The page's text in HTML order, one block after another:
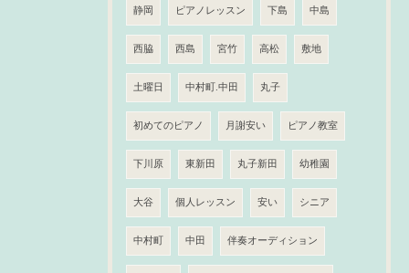
静岡 ピアノレッスン 下島 中島
西脇 西島 宮竹 高松 敷地
土曜日 中村町.中田 丸子
初めてのピアノ 月謝安い ピアノ教室
下川原 東新田 丸子新田 幼稚園
大谷 個人レッスン 安い シニア
中村町 中田 伴奏オーディション